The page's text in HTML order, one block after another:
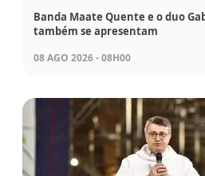
Banda Maate Quente e o duo
também se apresentam
08 AGO 2026 - 08H00